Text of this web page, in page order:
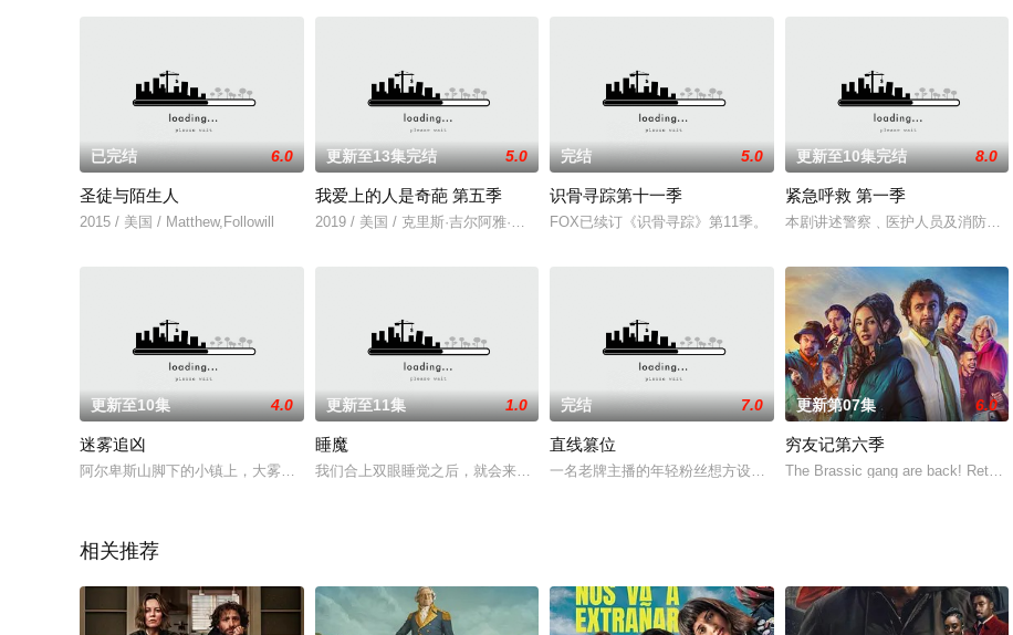
已完结 6.0
圣徒与陌生人
2015 / 美国 / Matthew,Followill
更新至13集完结 5.0
我爱上的人是奇葩 第五季
2019 / 美国 / 克里斯·吉尔阿雅·卡什戴斯敏·博格斯凯瑟·多诺休
完结 5.0
识骨寻踪第十一季
FOX已续订《识骨寻踪》第11季。
更新至10集完结 8.0
紧急呼救 第一季
本剧讲述警察﹑医护人员及消防员
更新至10集 4.0
迷雾追凶
阿尔卑斯山脚下的小镇上，大雾引发了一场交通事故，失事司机就是前来调查少女失踪案的警探沃格尔（托尼·塞尔维洛 饰
更新至11集 1.0
睡魔
我们合上双眼睡觉之后，就会来到一个叫做梦境的世界，就是梦之王（汤姆斯图里奇 饰）建构人们内心恐惧
完结 7.0
直线篡位
一名老牌主播的年轻粉丝想方设法进入了她的新闻编辑部，但很快就将
更新第07集 6.0
穷友记第六季
The Brassic gang are back!
相关推荐